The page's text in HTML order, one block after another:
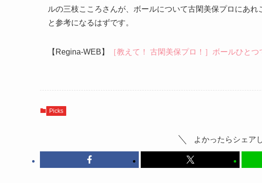
ルの三枝こころさんが、ボールについて古閑美保プロにあ
と参考になるはずです。
【Regina-WEB】 ［教えて！ 古閑美保プロ！］ボールひと
Picks
よかったらシェア